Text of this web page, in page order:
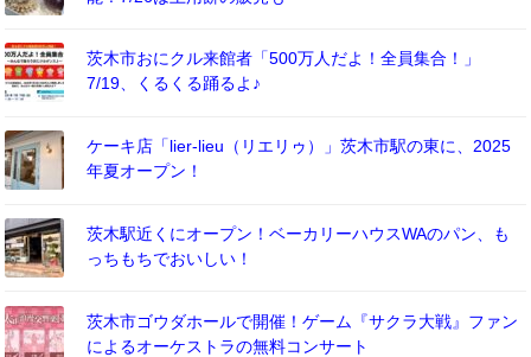
茨木市おにクル来館者「500万人だよ！全員集合！」
7/19、くるくる踊るよ♪
ケーキ店「lier-lieu（リエリゥ）」茨木市駅の東に、2025
年夏オープン！
茨木駅近くにオープン！ベーカリーハウスWAのパン、も
っちもちでおいしい！
茨木市ゴウダホールで開催！ゲーム『サクラ大戦』ファン
によるオーケストラの無料コンサート